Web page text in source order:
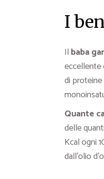
I
Il baba
eccellente
di proteine
Quante
delle
Kcal ogni
dall’olio